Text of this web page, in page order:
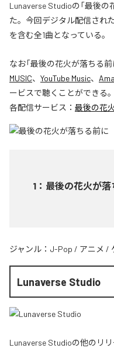
Lunaverse Studioの「最後
た。今回デジタル配信され
を含む全1曲となっている。
なお「最後の花火が落ちる前
MUSIC、 YouTube Music、
ービスで聴くことができる。
各配信サービス： 最後の花
1 ： 最後の花火が落
ジャンル： J-Pop / アニメ /
Lunaverse Studio
Lunaverse Studioの他のリリ